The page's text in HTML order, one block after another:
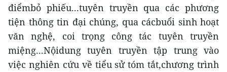
điểmbỏ phiếu...tuyên truyền qua các phương
tiện thông tin đại chúng, qua cácbuổi sinh hoạt
văn nghệ, coi trọng công tác tuyên truyền
miệng...Nộidung tuyên truyền tập trung vào
việc nghiên cứu về tiểu sử tóm tắt,chương trình